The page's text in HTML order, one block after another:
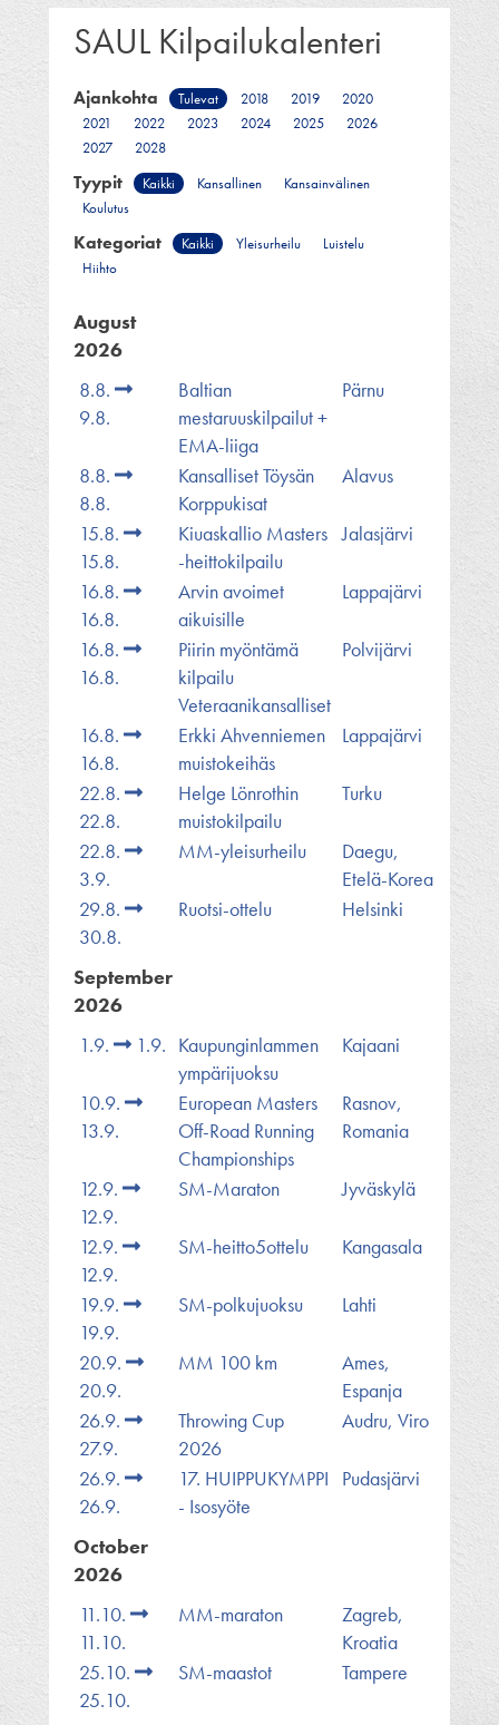
SAUL Kilpailukalenteri
Ajankohta Tulevat 2018 2019
2020
2021
2022 2023 2024 2025
2026
2027
2028
Tyypit Kaikki Kansallinen
Kansainvälinen
Koulutus
Kategoriat Kaikki Yleisurheilu
Luistelu
Hiihto
August
2026
8.8.
9.8.
Baltian
mestaruuskilpailut +
EMA-liiga
Pärnu
8.8.
8.8.
Kansalliset Töysän
Korppukisat
Alavus
15.8.
15.8.
Kiuaskallio Masters
-heittokilpailu
Jalasjärvi
16.8.
16.8.
Arvin avoimet
aikuisille
Lappajärvi
16.8.
16.8.
Piirin myöntämä
kilpailu
Veteraanikansalliset
Polvijärvi
16.8.
16.8.
Erkki Ahvenniemen
muistokeihäs
Lappajärvi
22.8.
22.8.
Helge Lönrothin
muistokilpailu
Turku
22.8.
3.9.
MM-yleisurheilu
Daegu,
Etelä-Korea
29.8.
30.8.
Ruotsi-ottelu Helsinki
September
2026
1.9.
1.9. Kaupunginlammen
ympärijuoksu
Kajaani
10.9.
13.9.
European Masters
Off-Road Running
Championships
Rasnov,
Romania
12.9.
12.9.
SM-Maraton Jyväskylä
12.9.
12.9.
SM-heitto5ottelu Kangasala
19.9.
19.9.
SM-polkujuoksu Lahti
20.9.
20.9.
MM 100 km
Ames,
Espanja
26.9.
27.9.
Throwing Cup
2026
Audru, Viro
26.9.
26.9.
17. HUIPPUKYMPPI
- Isosyöte
Pudasjärvi
October
2026
11.10.
11.10.
MM-maraton
Zagreb,
Kroatia
25.10.
25.10.
SM-maastot Tampere